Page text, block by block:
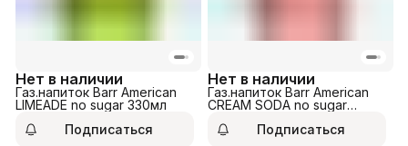
Нет в наличии
Газ.напиток Barr American
LIMEADE no sugar 330мл
Подписаться
Нет в наличии
Газ.напиток Barr American
CREAM SODA no sugar
Подписаться